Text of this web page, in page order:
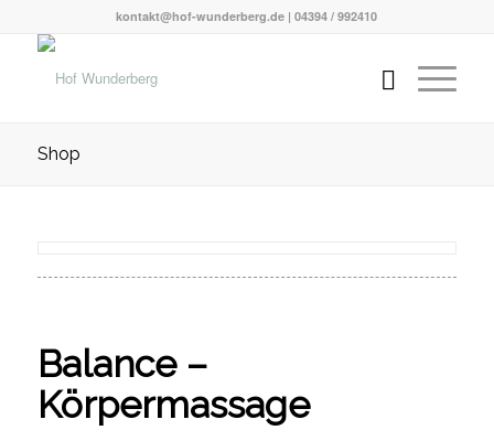
kontakt@hof-wunderberg.de | 04394 / 992410
Shop
Balance –
Körpermassage